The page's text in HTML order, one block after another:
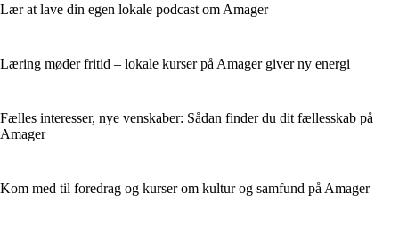
Lær at lave din egen lokale podcast om Amager
Læring møder fritid – lokale kurser på Amager giver ny energi
Fælles interesser, nye venskaber: Sådan finder du dit fællesskab på
Amager
Kom med til foredrag og kurser om kultur og samfund på Amager